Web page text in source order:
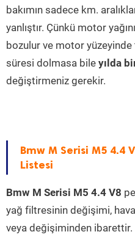
bakımın sadece km.
yanlıştır. Çünkü motor
bozulur ve motor
süresi dolmasa bile yılda
değiştirmeniz gerekir.
Bmw M Serisi M5 4.4
Listesi
Bmw M Serisi M5 4.4 V8
yağ filtresinin değişimi,
veya değişiminden ibarettir.